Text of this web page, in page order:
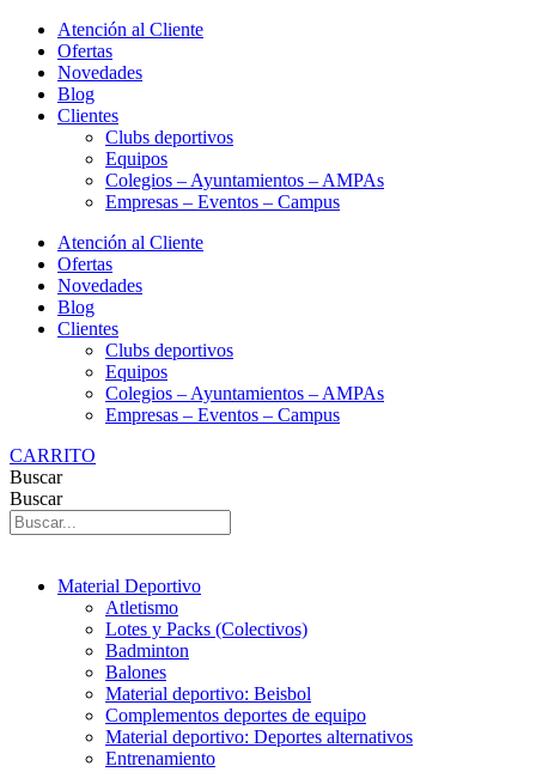
contenido
Atención al Cliente
Ofertas
Novedades
Blog
Clientes
Clubs deportivos
Equipos
Colegios – Ayuntamientos – AMPAs
Empresas – Eventos – Campus
Atención al Cliente
Ofertas
Novedades
Blog
Clientes
Clubs deportivos
Equipos
Colegios – Ayuntamientos – AMPAs
Empresas – Eventos – Campus
CARRITO
Buscar
Buscar
Material Deportivo
Atletismo
Lotes y Packs (Colectivos)
Badminton
Balones
Material deportivo: Beisbol
Complementos deportes de equipo
Material deportivo: Deportes alternativos
Entrenamiento